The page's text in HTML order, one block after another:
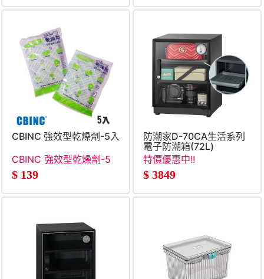
CBINC 強效型乾燥劑-5入
CBINC 強效型乾燥劑-5
入
$ 139
防潮家D-70CA生活系列
電子防潮箱(72L)
特價優惠中!!
$ 3849